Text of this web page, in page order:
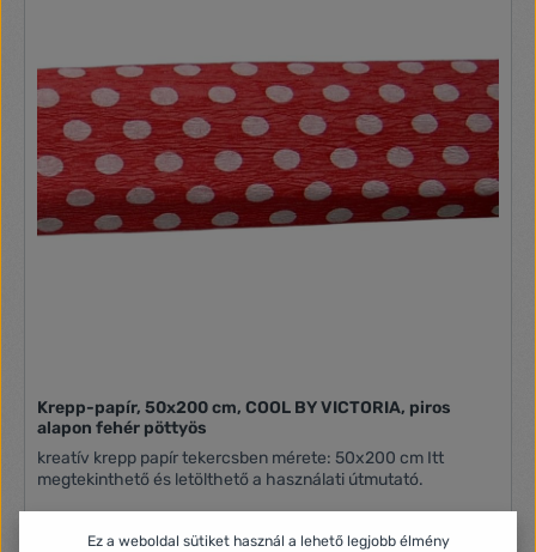
Krepp-papír, 50x200 cm, COOL BY VICTORIA, piros
alapon fehér pöttyös
kreatív krepp papír tekercsben mérete: 50x200 cm Itt
megtekinthető és letölthető a használati útmutató.
840 FtEz a weboldal sütiket használ a lehető legjobb élmény